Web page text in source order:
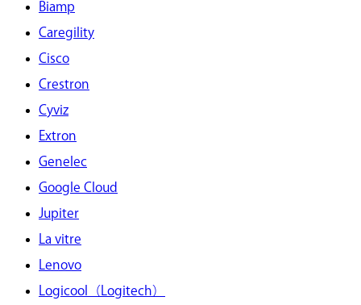
Biamp
Caregility
Cisco
Crestron
Cyviz
Extron
Genelec
Google Cloud
Jupiter
La vitre
Lenovo
Logicool（Logitech）